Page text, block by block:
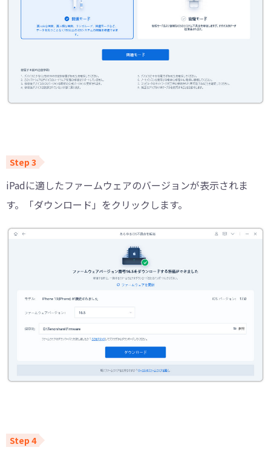
iPadに適したファームウェアのバージョンが表示されま
す。「ダウンロード」をクリックします。